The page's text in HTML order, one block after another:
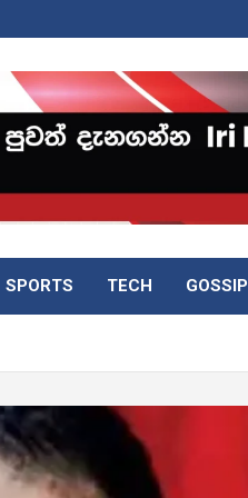
SPORTS TECH GOSSIP